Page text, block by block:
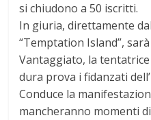
si chiudono a 50 iscritti.
In giuria, direttamente
“Temptation Island”,
Vantaggiato, la tentatrice
dura prova i fidanzati
Conduce la
mancheranno momenti